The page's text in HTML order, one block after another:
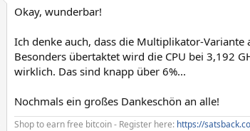
Okay, wunderbar!
Ich denke auch, dass die Multiplikator-Variante
Besonders übertaktet wird die CPU bei 3,192
wirklich. Das sind knapp über 6%...
Nochmals ein großes Dankeschön an alle!
Shop to earn free bitcoin - Register here: https://